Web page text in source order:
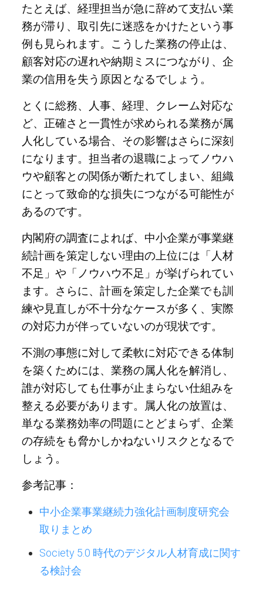
たとえば、経理担当が急に辞めて支払い業
務が滞り、取引先に迷惑をかけたという事
例も見られます。こうした業務の停止は、
顧客対応の遅れや納期ミスにつながり、企
業の信用を失う原因となるでしょう。
とくに総務、人事、経理、クレーム対応な
ど、正確さと一貫性が求められる業務が属
人化している場合、その影響はさらに深刻
になります。担当者の退職によってノウハ
ウや顧客との関係が断たれてしまい、組織
にとって致命的な損失につながる可能性が
あるのです。
内閣府の調査によれば、中小企業が事業継
続計画を策定しない理由の上位には「人材
不足」や「ノウハウ不足」が挙げられてい
ます。さらに、計画を策定した企業でも訓
練や見直しが不十分なケースが多く、実際
の対応力が伴っていないのが現状です。
不測の事態に対して柔軟に対応できる体制
を築くためには、業務の属人化を解消し、
誰が対応しても仕事が止まらない仕組みを
整える必要があります。属人化の放置は、
単なる業務効率の問題にとどまらず、企業
の存続をも脅かしかねないリスクとなるで
しょう。
参考記事：
中小企業事業継続力強化計画制度研究会
取りまとめ
Society 5.0 時代のデジタル人材育成に関す
る検討会